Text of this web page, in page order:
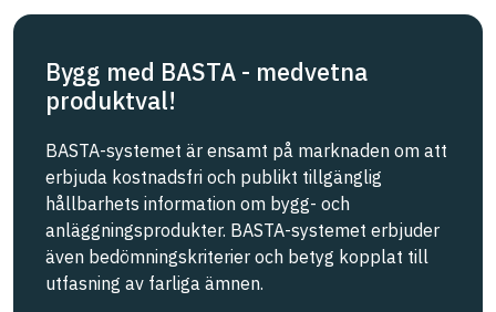
Bygg med BASTA - medvetna
produktval!
BASTA-systemet är ensamt på marknaden om att
erbjuda kostnadsfri och publikt tillgänglig
hållbarhets information om bygg- och
anläggningsprodukter. BASTA-systemet erbjuder
även bedömningskriterier och betyg kopplat till
utfasning av farliga ämnen.